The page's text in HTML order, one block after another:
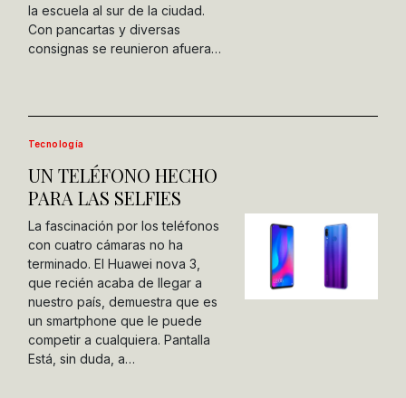
la escuela al sur de la ciudad.
Con pancartas y diversas
consignas se reunieron afuera…
Tecnología
UN TELÉFONO HECHO
PARA LAS SELFIES
La fascinación por los teléfonos
con cuatro cámaras no ha
terminado. El Huawei nova 3,
que recién acaba de llegar a
nuestro país, demuestra que es
un smartphone que le puede
competir a cualquiera. Pantalla
Está, sin duda, a…